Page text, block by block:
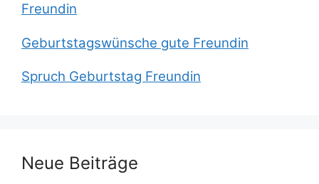
Freundin
Geburtstagswünsche gute Freundin
Spruch Geburtstag Freundin
Neue Beiträge